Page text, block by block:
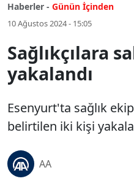
Haberler - Günün İçinden
10 Ağustos 2024 - 15:05
Sağlıkçılara
yakalandı
Esenyurt'ta sağlık
belirtilen iki kişi
AA